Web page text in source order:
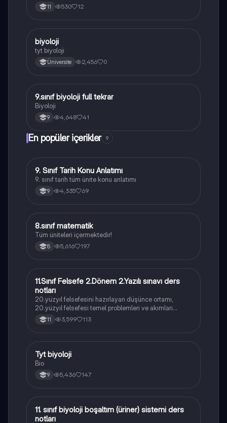
11 530 12
BBiyoloji
biyoloji
tyt biyoloji
Üniversite 2,456 0
Biyoloji
9.sınıf biyoloji full tekrar
Biyoloji
9 4,648 41
En popüler içerikler 9
Tarih
9. Sınıf Tarih Konu Anlatımı
9. sınıf tarih tüm ünite konu anlatımı
9 4,335 69
Matematik
8.sınıf matematik
Tüm üniteleri içermektedir!
8 5,616 197
Felsefe
11.Sınıf Felsefe 2.Dönem 2.Yazılı sınavı ders
notları
20.yüzyıl felsefesini hazırlayan düşünce ortamı,
20.yüzyıl felsefesi temel problemleri ve akımları
konularını içermektedir
11 3,599 113
Biyoloji
Tyt biyoloji
Bio
9 5,436 147
Biyoloji
11. sınıf biyoloji boşaltım (üriner) sistemi ders
notları